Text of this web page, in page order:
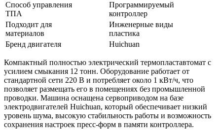
Способ управления
ТПА
Программируемый
контроллер
Подходит для
материалов
Инженерные виды
пластика
Бренд двигателя
Huichuan
Компактный полностью электрический термопластавтомат с
усилием смыкания 12 тонн. Оборудование работает от
стандартной сети 220 В и потребляет около 1 кВт/ч, что
позволяет размещать его в помещениях без промышленной
проводки. Машина оснащена сервоприводом на базе
электродвигателей Huichuan, который обеспечивает низкий
уровень шума, высокую стабильность работы и возможность
сохранения настроек пресс-форм в памяти контроллера.